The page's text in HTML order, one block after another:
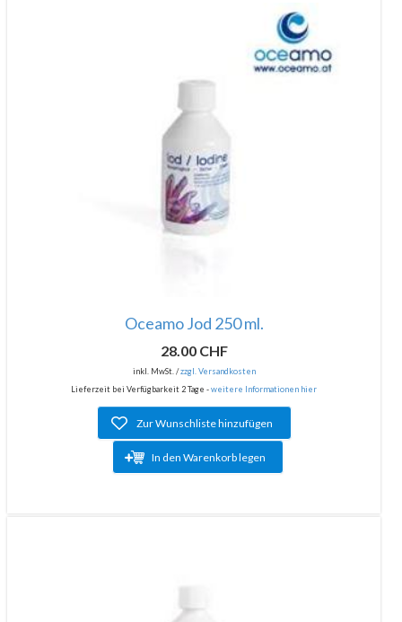
Oceamo Jod 250 ml.
28.00 CHF
inkl. MwSt. /zzgl. Versandkosten
Lieferzeit bei Verfügbarkeit 2 Tage -weitere Informationen hier
Zur Wunschliste hinzufügen
In den Warenkorb legen